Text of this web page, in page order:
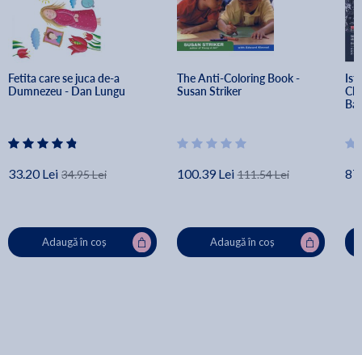
Fetita care se juca de-a
Dumnezeu - Dan Lungu
33.20 Lei 34.95 Lei
Adaugă în coș
The Anti-Coloring Book -
Susan Striker
100.39 Lei 111.54 Lei
Adaugă în coș